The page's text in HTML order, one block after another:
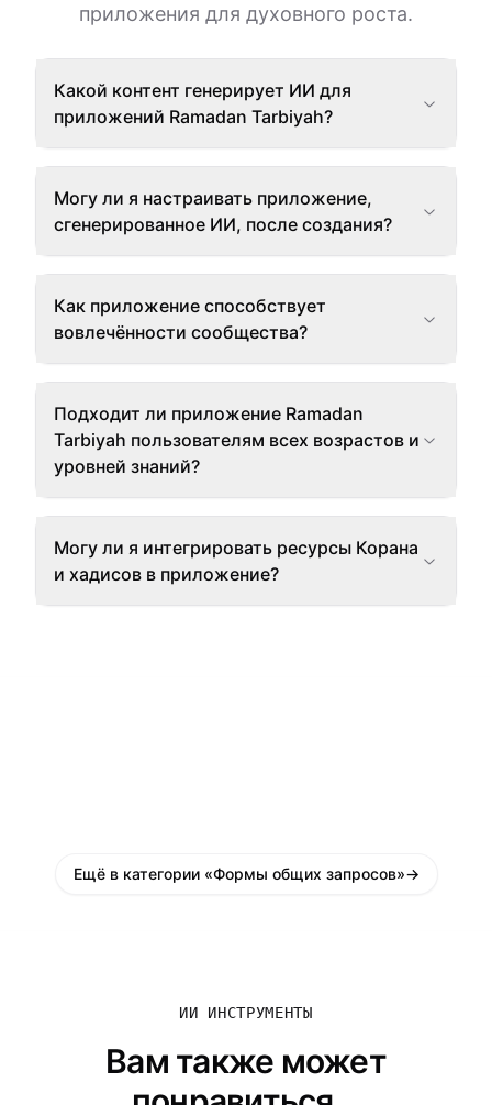
приложения для духовного роста.
Какой контент генерирует ИИ для
приложений Ramadan Tarbiyah?
Могу ли я настраивать приложение,
сгенерированное ИИ, после создания?
Как приложение способствует
вовлечённости сообщества?
Подходит ли приложение Ramadan
Tarbiyah пользователям всех возрастов и
уровней знаний?
Могу ли я интегрировать ресурсы Корана
и хадисов в приложение?
Ещё в категории «Формы общих запросов»→
ИИ ИНСТРУМЕНТЫ
Вам также может